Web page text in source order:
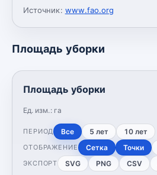
Источник: www.fao.org
Площадь уборки
Площадь уборки
Ед. изм.: га
ПЕРИОД Все 5 лет 10 лет
ОТОБРАЖЕНИЕ Сетка Точки
ЭКСПОРТ SVG PNG CSV